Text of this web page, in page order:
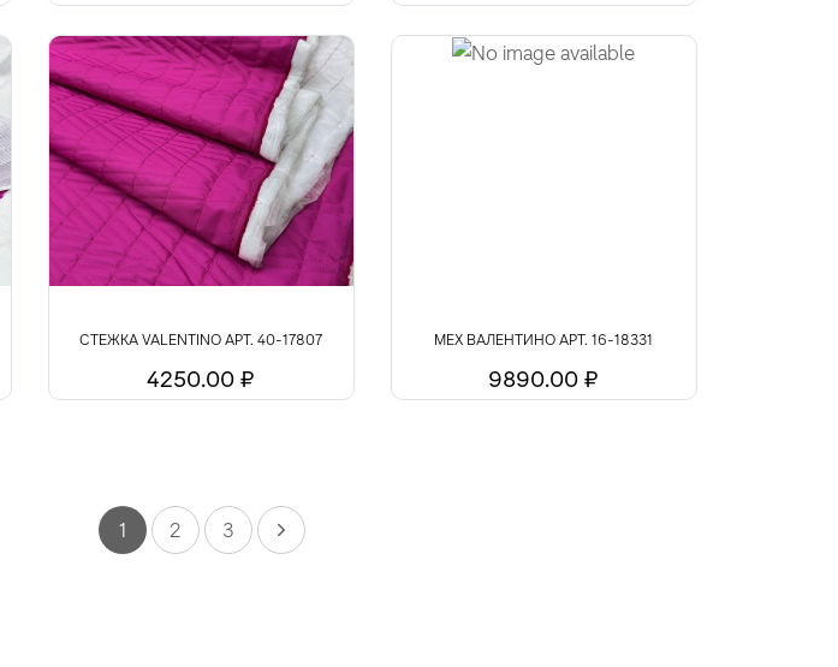
СТЕЖКА VALENTINO АРТ. 40-17807
4250.00 ₽
МЕХ ВАЛЕНТИНО АРТ. 16-18331
9890.00 ₽
1 2 3